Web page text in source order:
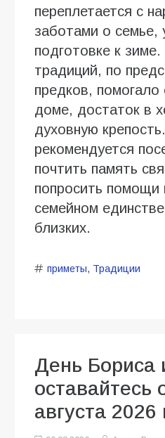
переплетается с
заботами о семье,
подготовке к
традиций, по
предков, помогало
доме, достаток в
духовную
рекомендуется
почтить память
попросить помощи
семейном
близких.
приметы, Традиции
День Бориса
оставайтесь
августа 2026